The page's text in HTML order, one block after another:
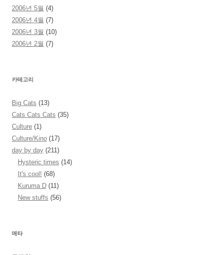
2006년 5월 (4)
2006년 4월 (7)
2006년 3월 (10)
2006년 2월 (7)
카테고리
Big Cats (13)
Cats Cats Cats (35)
Culture (1)
Culture/Kino (17)
day by day (211)
Hysteric times (14)
It's cool! (68)
Kuruma D (11)
New stuffs (56)
메타